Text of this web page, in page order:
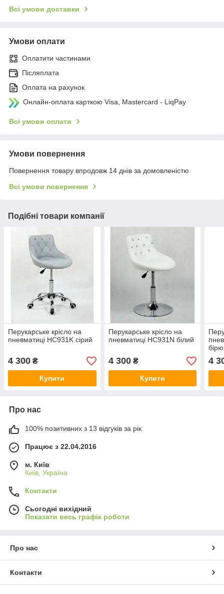
Всі умови доставки
Умови оплати
Оплатити частинами
Післяплата
Оплата на рахунок
Онлайн-оплата карткою Visa, Mastercard - LiqPay
Всі умови оплати
Умови повернення
Повернення товару впродовж 14 днів за домовленістю
Всі умови повернення
Подібні товари компанії
Перукарське крісло на
пневматиці HC931K сірий
4 300 ₴
Купити
Перукарське крісло на
пневматиці HC931N білий
4 300₴
Купити
4
Про нас
100% позитивних з 13 відгуків за рік
Працює з 22.04.2016
м. Київ
Київ, Україна
Контакти
Сьогодні вихідний
Показати весь графік роботи
Про нас
Контакти